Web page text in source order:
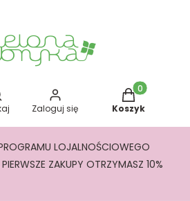
wyszukiwarkę
Zaloguj się
Produkty w
Koszyk
LOJALNOŚCIOWEGO
ZAKUPY OTRZYMASZ 10%